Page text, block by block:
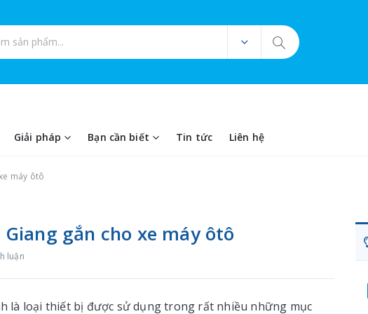
Giải pháp Bạn cần biết Tin tức Liên hệ
máy ôtô
gắn cho xe máy ôtô
luận
là loại thiết bị được sử dụng trong rất nhiều những mục